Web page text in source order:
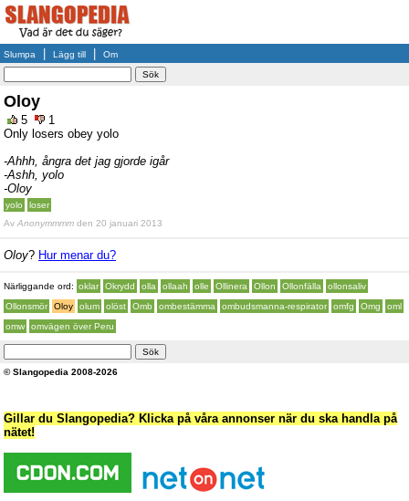
Slumpa Lägg till Om
Oloy
5
1
Only losers obey yolo
-Ahhh, ångra det jag gjorde igår
-Ashh, yolo
-Oloy
yolo
loser
Av Anonymmmm den 20 januari 2013
Oloy? Hur menar du?
Närliggande ord: oklar Okrydd olla ollaah olle Ollinera Ollon Ollonfälla
ollonsaliv
Ollonsmör
Oloy olum olöst Omb ombestämma ombudsmanna-respirator omfg Omg
oml
omw
omvägen över Peru
© Slangopedia 2008-2026
Gillar du Slangopedia? Klicka på våra annonser när du ska handla på
nätet!